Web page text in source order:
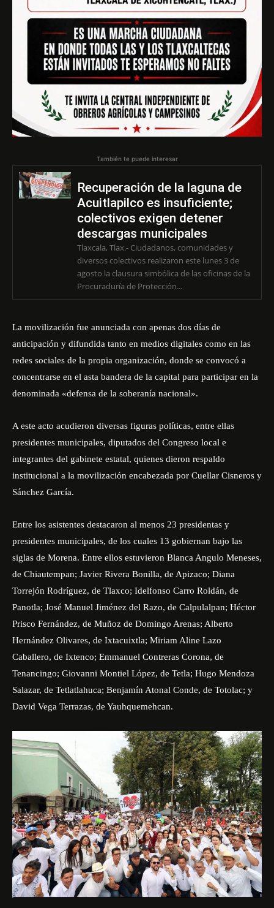
También te puede interesar
Recuperación de la laguna de
Acuitlapilco es insuficiente;
colectivos exigen detener
descargas municipales
Tlaxcala, Tlax.- Ciudadanos, comunidades y
diversos colectivos realizaron este lunes 3 de
agosto la clausura simbólica de las oficinas de la
Procuraduría de Protección...
La movilización fue anunciada con apenas dos días de
anticipación y difundida tanto en medios digitales como en las
redes sociales de la propia organización, donde se convocó a
concentrarse en el asta bandera de la capital para participar en la
denominada «defensa de la soberanía nacional».
A este acto acudieron diversas figuras políticas, entre ellas
presidentes municipales, diputados del Congreso local e
integrantes del gabinete estatal, quienes dieron respaldo
institucional a la movilización encabezada por Cuellar Cisneros y
Sánchez García.
Entre los asistentes destacaron al menos 23 presidentas y
presidentes municipales, de los cuales 13 gobiernan bajo las
siglas de Morena. Entre ellos estuvieron Blanca Angulo Meneses,
de Chiautempan; Javier Rivera Bonilla, de Apizaco; Diana
Torrejón Rodríguez, de Tlaxco; Idelfonso Carro Roldán, de
Panotla; José Manuel Jiménez del Razo, de Calpulalpan; Héctor
Prisco Fernández, de Muñoz de Domingo Arenas; Alberto
Hernández Olivares, de Ixtacuixtla; Miriam Aline Lazo
Caballero, de Ixtenco; Emmanuel Contreras Corona, de
Tenancingo; Giovanni Montiel López, de Tetla; Hugo Mendoza
Salazar, de Tetlatlahuca; Benjamín Atonal Conde, de Totolac; y
David Vega Terrazas, de Yauhquemehcan.